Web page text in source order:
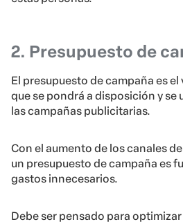
2. Presupuesto de
El presupuesto de campaña es
que se pondrá a disposición y se
las campañas publicitarias.
Con el aumento de los canales
un presupuesto de campaña es
gastos innecesarios.
Debe ser pensado para